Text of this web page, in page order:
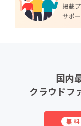
国内
クラウドフ
無料